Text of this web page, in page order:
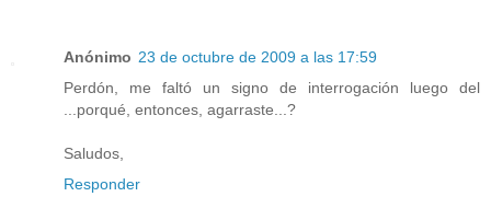
Anónimo 23 de octubre de 2009 a las 17:59
Perdón, me faltó un signo de interrogación luego del
...porqué, entonces, agarraste...?
Saludos,
Responder